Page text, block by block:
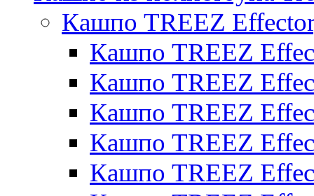
Кашпо TREEZ
Кашпо TREEZ
Кашпо TREEZ
Кашпо TREEZ
Кашпо TREEZ
Кашпо TREEZ